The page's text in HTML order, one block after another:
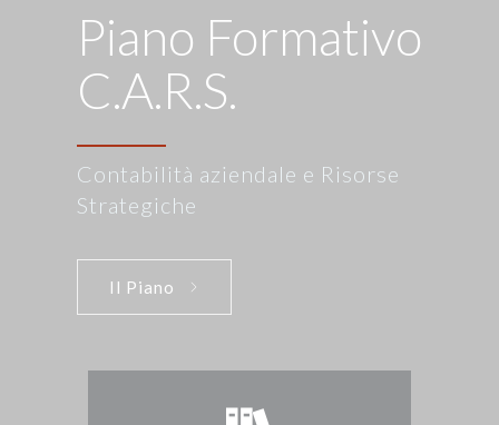
Piano Formativo
C.A.R.S.
Contabilità aziendale e Risorse
Strategiche
Il Piano